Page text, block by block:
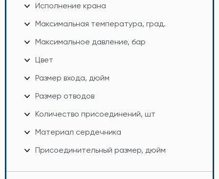
Исполнение крана
Максимальная температура, град.
Максимальное давление, бар
Цвет
Размер входа, дюйм
Размер отводов
Количество присоединений, шт
Материал сердечника
Присоединительный размер, дюйм